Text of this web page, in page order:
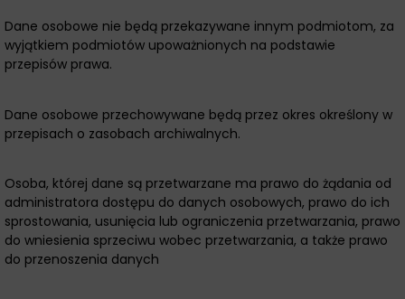
Dane osobowe nie będą przekazywane innym podmiotom, za
wyjątkiem podmiotów upoważnionych na podstawie
przepisów prawa.
Dane osobowe przechowywane będą przez okres określony w
przepisach o zasobach archiwalnych.
Osoba, której dane są przetwarzane ma prawo do żądania od
administratora dostępu do danych osobowych, prawo do ich
sprostowania, usunięcia lub ograniczenia przetwarzania, prawo
do wniesienia sprzeciwu wobec przetwarzania, a także prawo
do przenoszenia danych